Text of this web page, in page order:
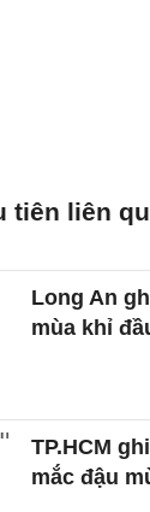
tiên liên
Long An
mùa khỉ
TP.HCM
mắc đậu